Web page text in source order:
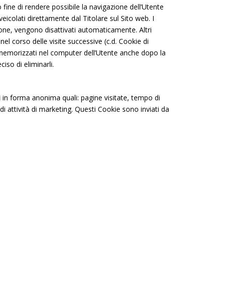
dunque la
da
laPrivacy
di rendere possibile la navigazione dell’Utente
direttamente dal Titolare sul Sito web. I
vengono disattivati automaticamente. Altri
corso delle visite successive (c.d. Cookie di
nel computer dell’Utente anche dopo la
di eliminarli.
forma anonima quali: pagine visitate, tempo di
attività di marketing. Questi Cookie sono inviati da